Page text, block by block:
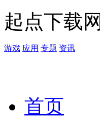
起点下载网
游戏 应用 专题 资讯
首页